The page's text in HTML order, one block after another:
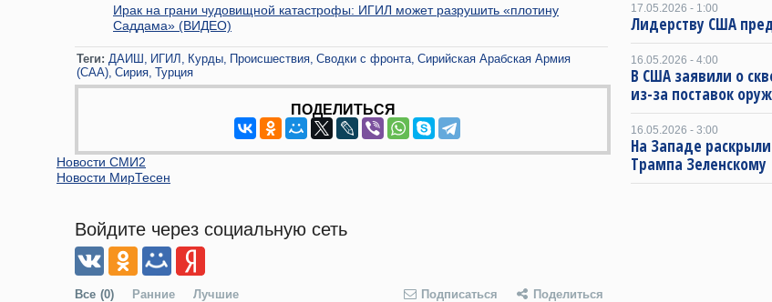
Ирак на грани чудовищной катастрофы: ИГИЛ может разрушить «плотину
Саддама» (ВИДЕО)
Теги: ДАИШ ИГИЛ Курды Происшествия Сводки с фронта Сирийская Арабская Армия
(САА) Сирия Турция
ПОДЕЛИТЬСЯ
Новости СМИ2
Новости МирТесен
Войдите через социальную сеть
Все (0) Ранние Лучшие Подписаться Поделиться
17.05.2026 - 1:00
Лидерству США
16.05.2026 - 4:00
В США заявили о
из-за поставок
16.05.2026 - 3:00
На Западе
Трампа Зеленскому